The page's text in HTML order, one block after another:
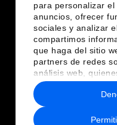
para personalizar
anuncios, ofrecer
sociales y analizar
compartimos
que haga del sitio
partners de redes
análisis web,
combinarla con
haya proporcionado
recopilado a partir
hecho de sus